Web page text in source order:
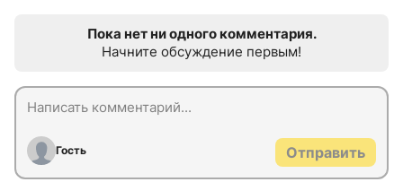
Пока нет ни одного комментария.
Начните обсуждение первым!
Гость Отправить